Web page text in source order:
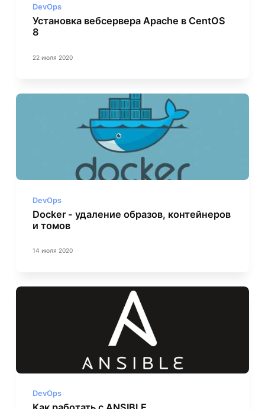
DevOps
Установка вебсервера Apache в CentOS
8
22 июля 2020
DevOps
Docker - удаление образов, контейнеров
и томов
14 июля 2020
DevOps